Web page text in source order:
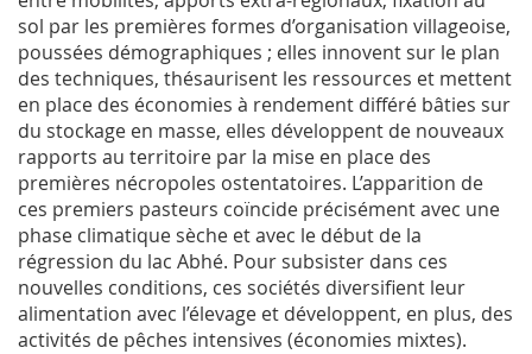
sol par les premières formes d’organisation villageoise,
poussées démographiques ; elles innovent sur le plan
des techniques, thésaurisent les ressources et mettent
en place des économies à rendement différé bâties sur
du stockage en masse, elles développent de nouveaux
rapports au territoire par la mise en place des
premières nécropoles ostentatoires. L’apparition de
ces premiers pasteurs coïncide précisément avec une
phase climatique sèche et avec le début de la
régression du lac Abhé. Pour subsister dans ces
nouvelles conditions, ces sociétés diversifient leur
alimentation avec l’élevage et développent, en plus, des
activités de pêches intensives (économies mixtes).